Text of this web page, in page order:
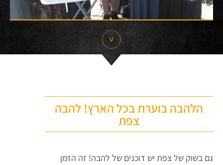
הלהבה בוערת בכל הארץ! להבה
צפת
גם בשוק של צפת יש דוכנים של להבה! זה הזמן